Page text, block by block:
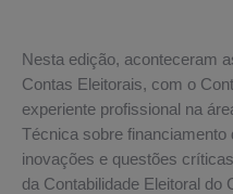
Nesta edição, aconteceram
Contas Eleitorais, com o
experiente profissional na
Técnica sobre financiamento
inovações e questões
da Contabilidade Eleitoral